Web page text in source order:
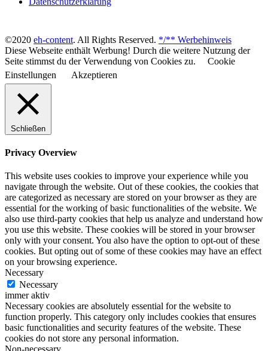
©2020 eh-content. All Rights Reserved. */** Werbehinweis
Diese Webseite enthält Werbung! Durch die weitere Nutzung der
Seite stimmst du der Verwendung von Cookies zu.
Cookie
Einstellungen
Akzeptieren
Schließen
Privacy Overview
This website uses cookies to improve your experience while you
navigate through the website. Out of these cookies, the cookies that
are categorized as necessary are stored on your browser as they are
essential for the working of basic functionalities of the website. We
also use third-party cookies that help us analyze and understand how
you use this website. These cookies will be stored in your browser
only with your consent. You also have the option to opt-out of these
cookies. But opting out of some of these cookies may have an effect
on your browsing experience.
Necessary
Necessary
immer aktiv
Necessary cookies are absolutely essential for the website to
function properly. This category only includes cookies that ensures
basic functionalities and security features of the website. These
cookies do not store any personal information.